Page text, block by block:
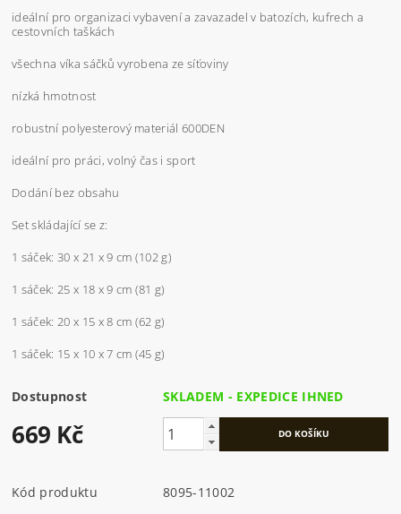
ideální pro organizaci vybavení a zavazadel v batozích, kufrech a
cestovních taškách
všechna víka sáčků vyrobena ze síťoviny
nízká hmotnost
robustní polyesterový materiál 600DEN
ideální pro práci, volný čas i sport
Dodání bez obsahu
Set skládající se z:
1 sáček: 30 x 21 x 9 cm (102 g)
1 sáček: 25 x 18 x 9 cm (81 g)
1 sáček: 20 x 15 x 8 cm (62 g)
1 sáček: 15 x 10 x 7 cm (45 g)
Dostupnost SKLADEM - EXPEDICE IHNED
669 Kč
Kód produktu
8095-11002